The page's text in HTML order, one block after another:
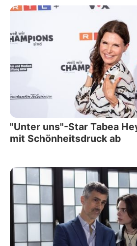
"Unter uns"-Star Tabea
mit Schönheitsdruck ab